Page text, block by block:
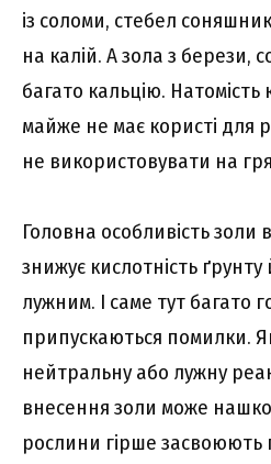
із соломи, стебел
на калій. А зола з берези,
багато кальцію. Натомість
майже не має користі для
не використовувати на
Головна особливість золи
знижує кислотність
лужним. І саме тут багато
припускаються помилки.
нейтральну або лужну
внесення золи може
рослини гірше